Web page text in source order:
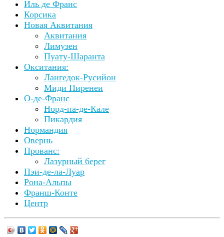
Иль де Франс
Корсика
Новая Аквитания
Аквитания
Лимузен
Пуату-Шаранта
Окситания:
Лангедок-Русийон
Миди Пиренеи
О-де-Франс
Норд-па-де-Кале
Пикардия
Нормандия
Овернь
Прованс:
Лазурный берег
Пэи-де-ла-Луар
Рона-Альпы
Франш-Конте
Центр